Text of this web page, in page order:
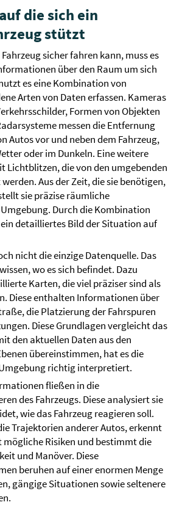
die sich ein
stützt
sicher fahren kann, muss es
über den Raum um sich
es eine Kombination von
Arten von Daten erfassen. Kameras
Formen von Objekten
messen die Entfernung
Autos vor und neben dem Fahrzeug,
oder im Dunkeln. Eine weitere
Lichtblitzen, die von den umgebenden
Aus der Zeit, die sie benötigen,
sie präzise räumliche
Durch die Kombination
detailliertes Bild der Situation auf
nicht die einzige Datenquelle. Das
wo es sich befindet. Dazu
Karten, die viel präziser sind als
Diese enthalten Informationen über
die Platzierung der Fahrspuren
Diese Grundlagen vergleicht das
den aktuellen Daten aus den
übereinstimmen, hat es die
richtig interpretiert.
fließen in die
des Fahrzeugs. Diese analysiert sie
wie das Fahrzeug reagieren soll.
Trajektorien anderer Autos, erkennt
Risiken und bestimmt die
und Manöver. Diese
beruhen auf einer enormen Menge
gängige Situationen sowie seltenere